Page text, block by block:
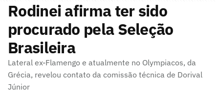
Rodinei afirma ter sido
procurado pela Seleção
Brasileira
Lateral ex-Flamengo e atualmente no Olympiacos, da
Grécia, revelou contato da comissão técnica de Dorival
Júnior